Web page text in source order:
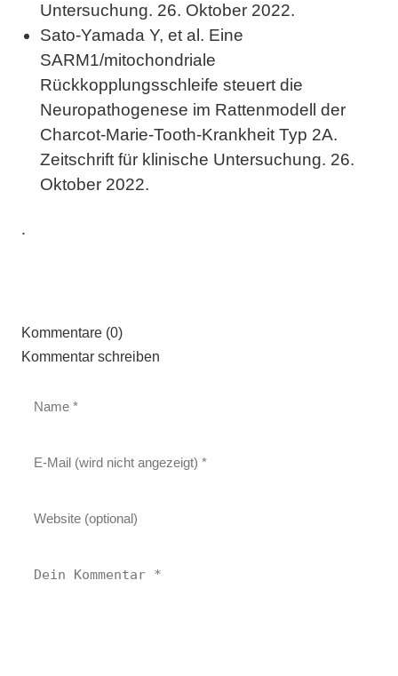
Untersuchung. 26. Oktober 2022.
Sato-Yamada Y, et al. Eine
SARM1/mitochondriale
Rückkopplungsschleife steuert die
Neuropathogenese im Rattenmodell der
Charcot-Marie-Tooth-Krankheit Typ 2A.
Zeitschrift für klinische Untersuchung. 26.
Oktober 2022.
.
Kommentare (0)
Kommentar schreiben